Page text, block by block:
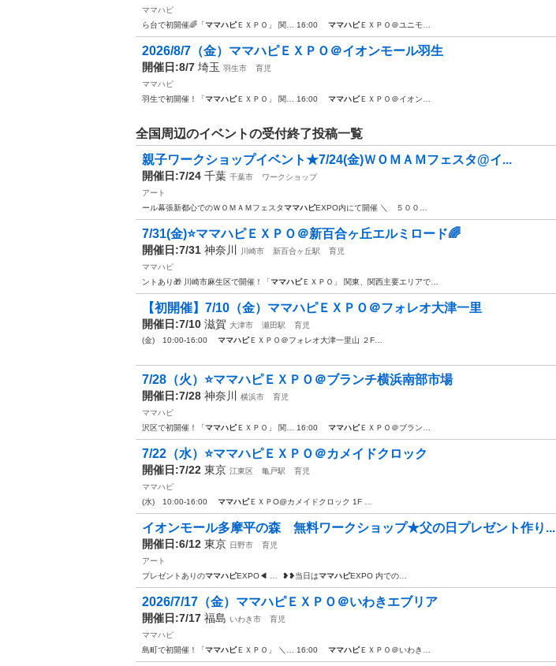
ママハピ
ら台で初開催🌈「ママハピＥＸＰＯ」 関… 16:00 ママハピＥＸＰＯ＠ユニモ…
2026/8/7（金）ママハピＥＸＰＯ＠イオンモール羽生
開催日:8/7 埼玉 羽生市
育児
ママハピ
羽生で初開催！「ママハピＥＸＰＯ」 関… 16:00 ママハピＥＸＰＯ＠イオン…
全国周辺のイベントの受付終了投稿一覧
親子ワークショップイベント★7/24(金)ＷＯＭＡＭフェスタ@イ...
開催日:7/24 千葉 千葉市
ワークショップ
アート
ール幕張新都心でのＷＯＭＡＭフェスタママハピEXPO内にて開催 ＼ ５００…
7/31(金)⭐ママハピＥＸＰＯ＠新百合ヶ丘エルミロード🌈
開催日:7/31 神奈川 川崎市 新百合ヶ丘駅
育児
ママハピ
ントあり🎁 川崎市麻生区で開催！「ママハピＥＸＰＯ」 関東、関西主要エリアで…
【初開催】7/10（金）ママハピＥＸＰＯ＠フォレオ大津一里
開催日:7/10 滋賀 大津市 瀬田駅
育児
(金) 10:00-16:00 ママハピＥＸＰＯ＠フォレオ大津一里山 ２F…
7/28（火）⭐ママハピＥＸＰＯ＠ブランチ横浜南部市場
開催日:7/28 神奈川 横浜市
育児
ママハピ
沢区で初開催！「ママハピＥＸＰＯ」 関… 16:00 ママハピＥＸＰＯ＠ブラン…
7/22（水）⭐ママハピＥＸＰＯ＠カメイドクロック
開催日:7/22 東京 江東区 亀戸駅
育児
ママハピ
(水) 10:00-16:00 ママハピＥＸＰO@カメイドクロック 1F …
イオンモール多摩平の森 無料ワークショップ★父の日プレゼント作り...
開催日:6/12 東京 日野市
育児
アート
プレゼントありのママハピEXPO◀⁡ … ⁡ ❥❥当日はママハピEXPO 内での…
2026/7/17（金）ママハピＥＸＰＯ＠いわきエブリア
開催日:7/17 福島 いわき市
育児
ママハピ
島町で初開催！「ママハピＥＸＰＯ」 ＼… 16:00 ママハピＥＸＰＯ＠いわき…